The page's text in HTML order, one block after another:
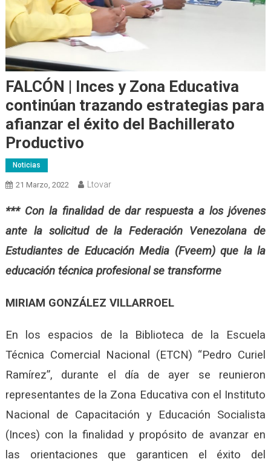
FALCÓN | Inces y Zona Educativa
continúan trazando estrategias para
afianzar el éxito del Bachillerato
Productivo
Noticias
21 Marzo, 2022 Ltovar
*** Con la finalidad de dar respuesta a los jóvenes
ante la solicitud de la Federación Venezolana de
Estudiantes de Educación Media (Fveem) que la la
educación técnica profesional se transforme
MIRIAM GONZÁLEZ VILLARROEL
En los espacios de la Biblioteca de la Escuela
Técnica Comercial Nacional (ETCN) “Pedro Curiel
Ramírez”, durante el día de ayer se reunieron
representantes de la Zona Educativa con el Instituto
Nacional de Capacitación y Educación Socialista
(Inces) con la finalidad y propósito de avanzar en
las orientaciones que garanticen el éxito del